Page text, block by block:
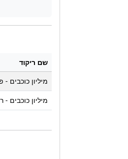
שם ריקוד
מיליון כוכבים
מיליון כוכבים -